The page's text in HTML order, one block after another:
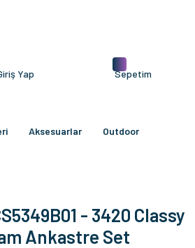
Yap Sepetim
Aksesuarlar Outdoor
- 3420 Classy
Ankastre Set